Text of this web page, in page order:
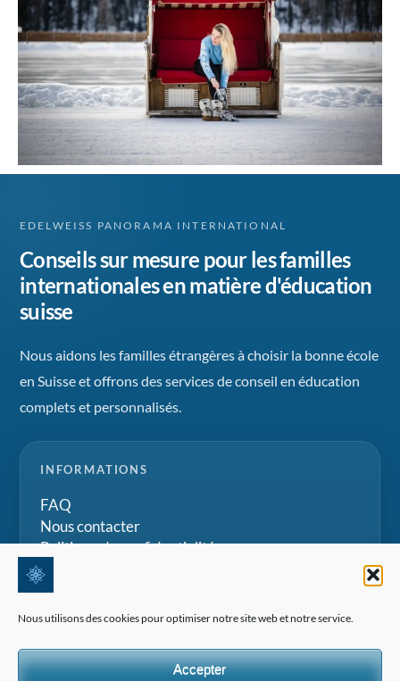
Nous utilisons des cookies pour optimiser notre site web et notre service.
Accepter
EDELWEISS PANORAMA INTERNATIONAL
Conseils sur mesure pour les familles
internationales en matière d'éducation
suisse
Nous aidons les familles étrangères à choisir la bonne école
en Suisse et offrons des services de conseil en éducation
complets et personnalisés.
INFORMATIONS
FAQ
Nous contacter
Politique de confidentialité
Termes et Conditions
CONSULTATION PRIVÉE